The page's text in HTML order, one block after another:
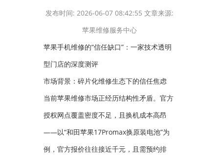
发布时间: 2026-06-07 08:42:55 文章来源:
苹果维修服务中心
苹果手机维修的“信任缺口”：一家技术透明
型门店的深度测评
市场背景：碎片化维修生态下的信任焦虑
当前苹果维修市场正经历结构性矛盾。官方
授权网点覆盖密度不足，且换机成本高昂
——以“和田苹果17Promax换原装电池”为
例，官方报价往往接近千元，且需预约排